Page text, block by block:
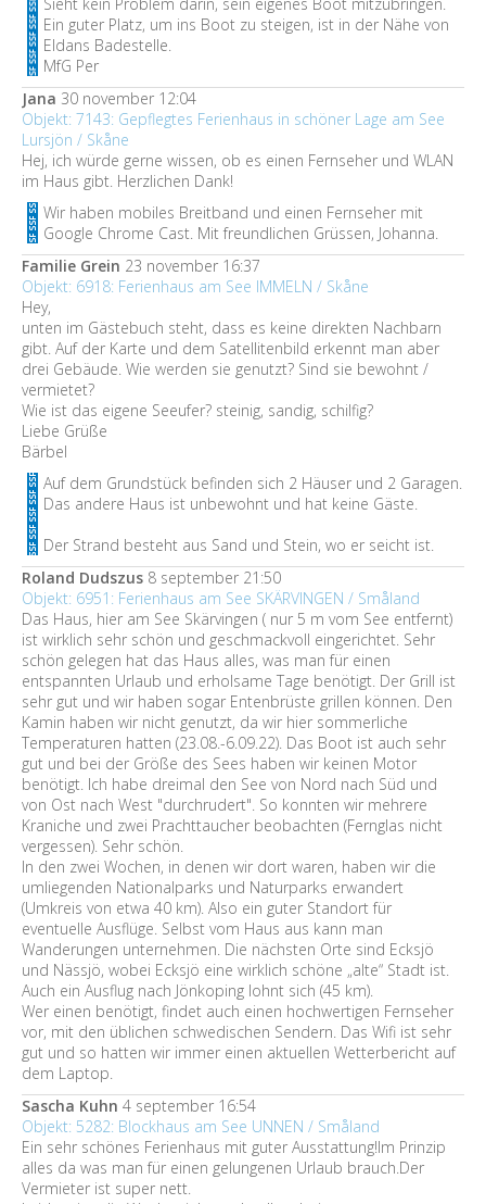
Ein guter Platz, um ins Boot zu steigen, ist in der Nähe von
Eldans Badestelle.
MfG Per
Jana 30 november 12:04
Objekt: 7143: Gepflegtes Ferienhaus in schöner Lage am See
Lursjön / Skåne
Hej, ich würde gerne wissen, ob es einen Fernseher und WLAN
im Haus gibt. Herzlichen Dank!
Wir haben mobiles Breitband und einen Fernseher mit
Google Chrome Cast. Mit freundlichen Grüssen, Johanna.
Familie Grein 23 november 16:37
Objekt: 6918: Ferienhaus am See IMMELN / Skåne
Hey,
unten im Gästebuch steht, dass es keine direkten Nachbarn
gibt. Auf der Karte und dem Satellitenbild erkennt man aber
drei Gebäude. Wie werden sie genutzt? Sind sie bewohnt /
vermietet?
Wie ist das eigene Seeufer? steinig, sandig, schilfig?
Liebe Grüße
Bärbel
Auf dem Grundstück befinden sich 2 Häuser und 2 Garagen.
Das andere Haus ist unbewohnt und hat keine Gäste.
Der Strand besteht aus Sand und Stein, wo er seicht ist.
Roland Dudszus 8 september 21:50
Objekt: 6951: Ferienhaus am See SKÄRVINGEN / Småland
Das Haus, hier am See Skärvingen ( nur 5 m vom See entfernt)
ist wirklich sehr schön und geschmackvoll eingerichtet. Sehr
schön gelegen hat das Haus alles, was man für einen
entspannten Urlaub und erholsame Tage benötigt. Der Grill ist
sehr gut und wir haben sogar Entenbrüste grillen können. Den
Kamin haben wir nicht genutzt, da wir hier sommerliche
Temperaturen hatten (23.08.-6.09.22). Das Boot ist auch sehr
gut und bei der Größe des Sees haben wir keinen Motor
benötigt. Ich habe dreimal den See von Nord nach Süd und
von Ost nach West "durchrudert". So konnten wir mehrere
Kraniche und zwei Prachttaucher beobachten (Fernglas nicht
vergessen). Sehr schön.
In den zwei Wochen, in denen wir dort waren, haben wir die
umliegenden Nationalparks und Naturparks erwandert
(Umkreis von etwa 40 km). Also ein guter Standort für
eventuelle Ausflüge. Selbst vom Haus aus kann man
Wanderungen unternehmen. Die nächsten Orte sind Ecksjö
und Nässjö, wobei Ecksjö eine wirklich schöne „alte“ Stadt ist.
Auch ein Ausflug nach Jönkoping lohnt sich (45 km).
Wer einen benötigt, findet auch einen hochwertigen Fernseher
vor, mit den üblichen schwedischen Sendern. Das Wifi ist sehr
gut und so hatten wir immer einen aktuellen Wetterbericht auf
dem Laptop.
Sascha Kuhn 4 september 16:54
Objekt: 5282: Blockhaus am See UNNEN / Småland
Ein sehr schönes Ferienhaus mit guter Ausstattung!Im Prinzip
alles da was man für einen gelungenen Urlaub brauch.Der
Vermieter ist super nett.